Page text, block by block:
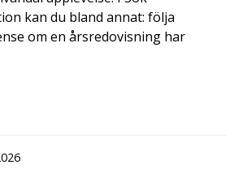
kan du bland annat: följa
om en årsredovisning har